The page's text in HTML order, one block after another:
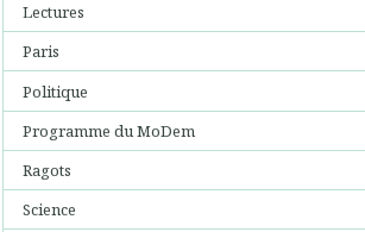
Lectures
Paris
Politique
Programme du MoDem
Ragots
Science